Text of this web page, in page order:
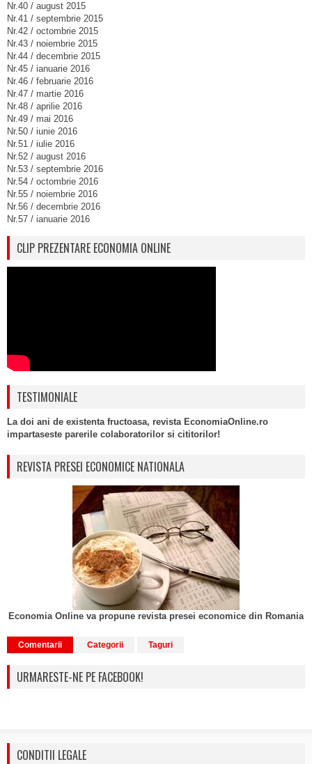
Nr.40 / august 2015
Nr.41 / septembrie 2015
Nr.42 / octombrie 2015
Nr.43 / noiembrie 2015
Nr.44 / decembrie 2015
Nr.45 / ianuarie 2016
Nr.46 / februarie 2016
Nr.47 / martie 2016
Nr.48 / aprilie 2016
Nr.49 / mai 2016
Nr.50 / iunie 2016
Nr.51 / iulie 2016
Nr.52 / august 2016
Nr.53 / septembrie 2016
Nr.54 / octombrie 2016
Nr.55 / noiembrie 2016
Nr.56 / decembrie 2016
Nr.57 / ianuarie 2016
CLIP PREZENTARE ECONOMIA ONLINE
TESTIMONIALE
La doi ani de existenta fructoasa, revista EconomiaOnline.ro
impartaseste parerile colaboratorilor si cititorilor!
REVISTA PRESEI ECONOMICE NATIONALA
Economia Online va propune revista presei economice din Romania
Comentarii Categorii Taguri
URMARESTE-NE PE FACEBOOK!
CONDITII LEGALE